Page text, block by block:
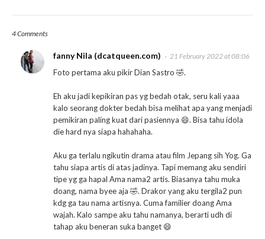
4 Comments
fanny Nila (dcatqueen.com) 21 February 2022 at 08:06
Foto pertama aku pikir Dian Sastro 🤣.
Eh aku jadi kepikiran pas yg bedah otak, seru kali yaaa
kalo seorang dokter bedah bisa melihat apa yang menjadi
pemikiran paling kuat dari pasiennya 😄. Bisa tahu idola
die hard nya siapa hahahaha.
Aku ga terlalu ngikutin drama atau film Jepang sih Yog. Ga
tahu siapa artis di atas jadinya. Tapi memang aku sendiri
tipe yg ga hapal Ama nama2 artis. Biasanya tahu muka
doang, nama byee aja 🤣. Drakor yang aku tergila2 pun
kdg ga tau nama artisnya. Cuma familier doang Ama
wajah. Kalo sampe aku tahu namanya, berarti udh di
tahap aku beneran suka banget 😄